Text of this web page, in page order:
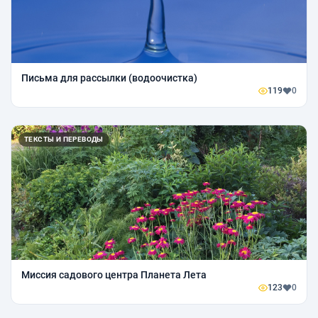
Письма для рассылки (водоочистка)
119 0
ТЕКСТЫ И ПЕРЕВОДЫ
Миссия садового центра Планета Лета
123 0